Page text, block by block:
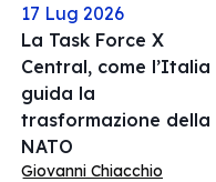
17 Lug 2026
La Task Force X
Central, come l’Italia
guida la
trasformazione della
NATO
Giovanni Chiacchio